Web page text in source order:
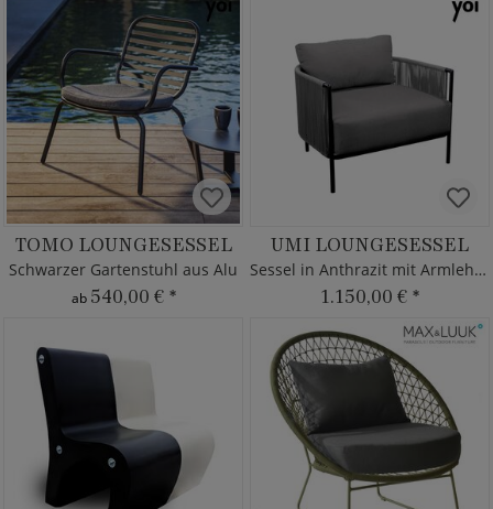
TOMO LOUNGESESSEL
Schwarzer Gartenstuhl aus Alu
ab 540,00 € *
UMI LOUNGESESSEL
Sessel in Anthrazit mit Armlehnen
1.150,00 € *